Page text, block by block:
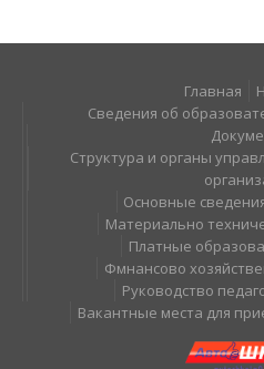
Главная
Сведения об
Структура и органы
Основные
Материально
Платные
Фмнансово
Руководство
Вакантные места для